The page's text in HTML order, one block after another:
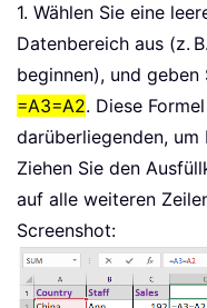
1. Wählen Sie eine
Datenbereich aus (z.
beginnen), und
=A3=A2. Diese
darüberliegenden,
Ziehen Sie den
auf alle weiteren
Screenshot: